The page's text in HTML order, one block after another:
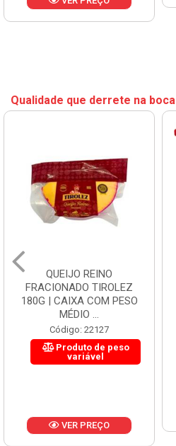
Qualidade que derrete na boca
QUEIJO REINO
FRACIONADO TIROLEZ
180G | CAIXA COM PESO
MÉDIO ...
Código: 22127
Produto de peso
variável
VER PREÇO